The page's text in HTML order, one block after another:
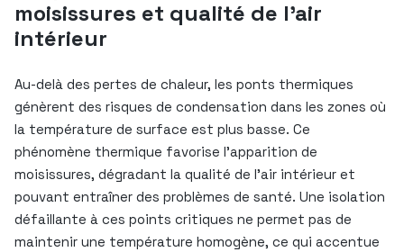
moisissures et qualité de l’air
intérieur
Au-delà des pertes de chaleur, les ponts thermiques
génèrent des risques de condensation dans les zones où
la température de surface est plus basse. Ce
phénomène thermique favorise l’apparition de
moisissures, dégradant la qualité de l’air intérieur et
pouvant entraîner des problèmes de santé. Une isolation
défaillante à ces points critiques ne permet pas de
maintenir une température homogène, ce qui accentue